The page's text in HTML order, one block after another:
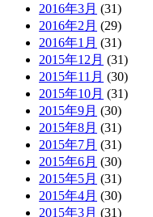
2016年3月 (31)
2016年2月 (29)
2016年1月 (31)
2015年12月 (31)
2015年11月 (30)
2015年10月 (31)
2015年9月 (30)
2015年8月 (31)
2015年7月 (31)
2015年6月 (30)
2015年5月 (31)
2015年4月 (30)
2015年3月 (31)